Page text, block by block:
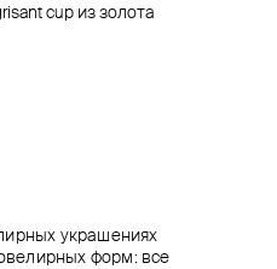
cup из золота
золота anastasia
золота prium grisant
золота fleur-de-auris
украшениях
форм: все